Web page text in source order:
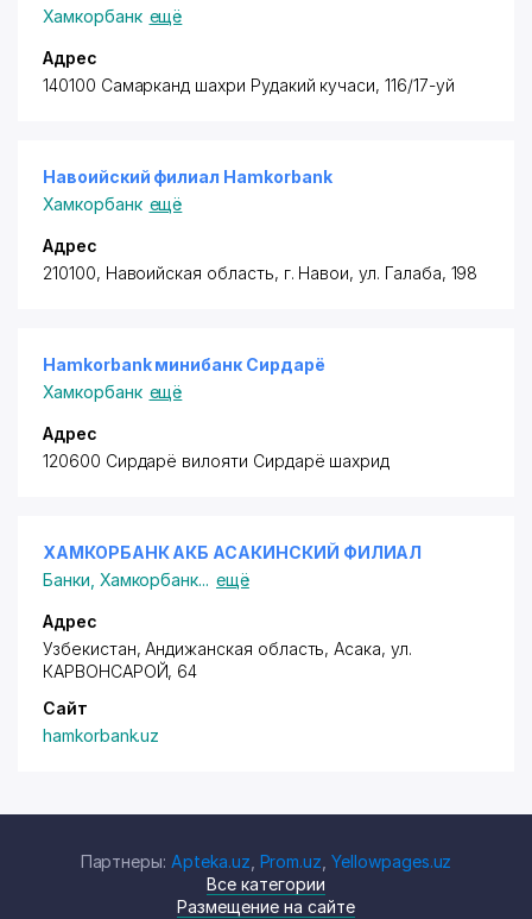
Хамкорбанк ещё
Адрес
140100 Самарканд шахри Рудакий кучаси, 116/17-уй
Навоийский филиал Hamkorbank
Хамкорбанк ещё
Адрес
210100, Навоийская область, г. Навои, ул. Галаба, 198
Hamkorbank минибанк Сирдарё
Хамкорбанк ещё
Адрес
120600 Сирдарё вилояти Сирдарё шахрид
ХАМКОРБАНК АКБ АСАКИНСКИЙ ФИЛИАЛ
Банки Хамкорбанк... ещё
Адрес
Узбекистан, Андижанская область, Асака, ул.
КАРВОНСАРОЙ, 64
Сайт
hamkorbank.uz
Партнеры: Apteka.uz Prom.uz ,Yellowpages.uz
Все категории
Размещение на сайте